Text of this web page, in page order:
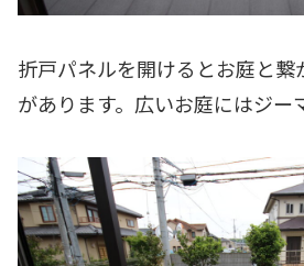
折戸パネルを開けるとお庭と繋
があります。広いお庭にはジー